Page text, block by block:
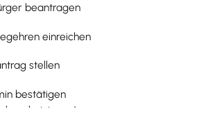
beantragen
einreichen
stellen
bestätigen